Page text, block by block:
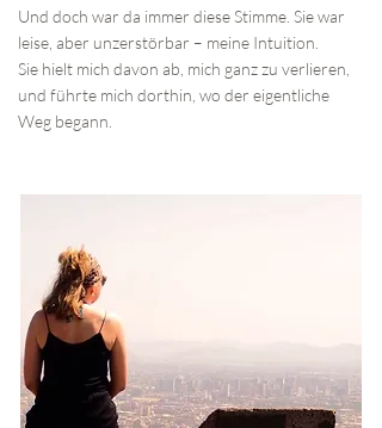
Und doch war da immer diese Stimme. Sie war
leise, aber unzerstörbar – meine Intuition.
Sie hielt mich davon ab, mich ganz zu verlieren,
und führte mich dorthin, wo der eigentliche
Weg begann.